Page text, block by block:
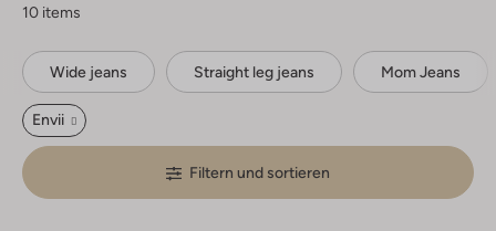
10 items
Wide jeans Straight leg jeans Mom Jeans
Envii
Filtern und sortieren